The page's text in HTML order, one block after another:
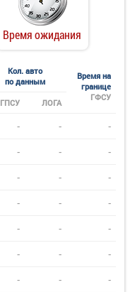
Время ожидания
Кол. авто
по данным
Время на
границе
ГФСУ
ГПСУ ЛОГА
- - -
- - -
- - -
- - -
- - -
- - -
- - -